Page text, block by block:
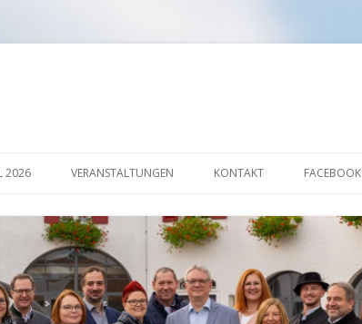
2026 VERANSTALTUNGEN KONTAKT FACEBOOK